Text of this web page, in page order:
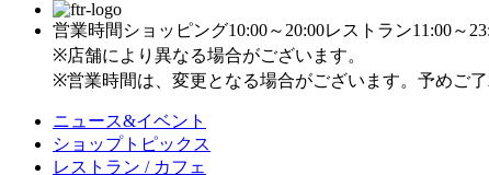
営業時間 ショッピング10:00～20:00レストラン11:00～
※店舗により異なる場合がございます。
※営業時間は、変更となる場合がございます。予めご了
ニュース&イベント
ショップトピックス
レストラン / カフェ